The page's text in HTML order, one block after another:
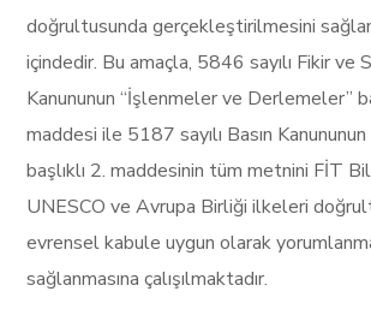
doğrultusunda gerçekleştirilmesini
içindedir. Bu amaçla, 5846 sayılı Fikir ve
Kanununun “İşlenmeler ve Derlemeler”
maddesi ile 5187 sayılı Basın Kanununun
başlıklı 2. maddesinin tüm metnini FİT
UNESCO ve Avrupa Birliği ilkeleri
evrensel kabule uygun olarak
sağlanmasına çalışılmaktadır.